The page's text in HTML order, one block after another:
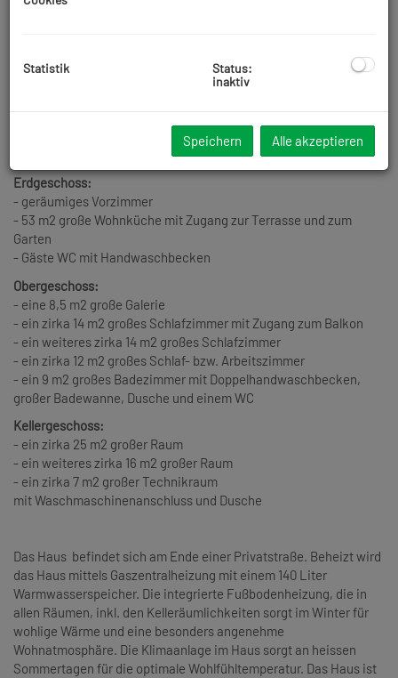
Beschreibung
Privatstraße
in Wiener Neudorf. Das ruhig gelegene Haus wurde
im Jahre 2008 in Holzriegelbauweise von der Firma Genböck
erbaut und bietet118 m2Wohnfläche und verfügt über einen58
großen Keller. Die Grundstücksgröße beträgt263 m2.
Das Haus ist wie folgt aufgeteilt:
Erdgeschoss:
- geräumiges Vorzimmer
- 53 m2 große Wohnküche mit Zugang zur Terrasse und zum
Garten
- Gäste WC mit Handwaschbecken
Obergeschoss:
- eine 8,5 m2 große Galerie
- ein zirka 14 m2 großes Schlafzimmer mit Zugang zum Balkon
- ein weiteres zirka 14 m2 großes Schlafzimmer
- ein zirka 12 m2 großes Schlaf- bzw. Arbeitszimmer
- ein 9 m2 großes Badezimmer mit Doppelhandwaschbecken,
großer Badewanne, Dusche und einem WC
Kellergeschoss:
- ein zirka 25 m2 großer Raum
- ein weiteres zirka 16 m2 großer Raum
- ein zirka 7 m2 großer Technikraum
mit Waschmaschinenanschluss und Dusche
Das Haus befindet sich am Ende einer Privatstraße. Beheizt wird
das Haus mittels Gaszentralheizung mit einem 140 Liter
Warmwasserspeicher. Die integrierte Fußbodenheizung, die in
allen Räumen, inkl. den Kelleräumlichkeiten sorgt im Winter für
wohlige Wärme und eine besonders angenehme
Wohnatmosphäre. Die Klimaanlage im Haus sorgt an heissen
Sommertagen für die optimale Wohlfühltemperatur. Das Haus ist
Statistik
Status:
inaktiv
Speichern Alle akzeptieren